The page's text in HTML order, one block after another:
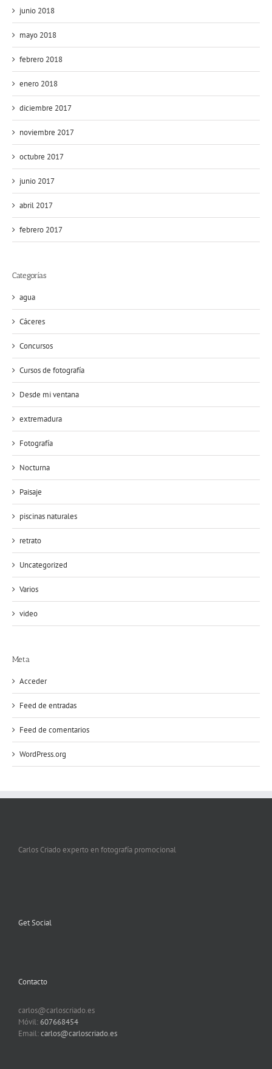
junio 2018
mayo 2018
febrero 2018
enero 2018
diciembre 2017
noviembre 2017
octubre 2017
junio 2017
abril 2017
febrero 2017
Categorías
agua
Cáceres
Concursos
Cursos de fotografía
Desde mi ventana
extremadura
Fotografía
Nocturna
Paisaje
piscinas naturales
retrato
Uncategorized
Varios
video
Meta
Acceder
Feed de entradas
Feed de comentarios
WordPress.org
Carlos Criado experto en fotografía promocional
Get Social
Contacto
carlos@carloscriado.es
Móvil:607668454
Email:carlos@carloscriado.es